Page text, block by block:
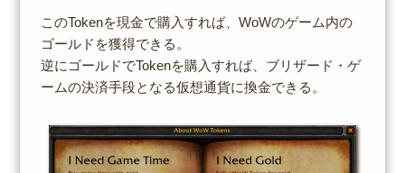
このTokenを現金で購入すれば、WoWのゲーム内の
ゴールドを獲得できる。
逆にゴールドでTokenを購入すれば、ブリザード・ゲ
ームの決済手段となる仮想通貨に換金できる。